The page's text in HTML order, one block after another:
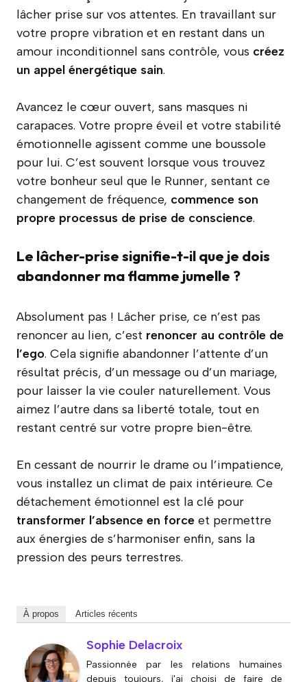
lâcher prise sur vos attentes. En travaillant sur
votre propre vibration et en restant dans un
amour inconditionnel sans contrôle, vous créez
un appel énergétique sain.
Avancez le cœur ouvert, sans masques ni
carapaces. Votre propre éveil et votre stabilité
émotionnelle agissent comme une boussole
pour lui. C’est souvent lorsque vous trouvez
votre bonheur seul que le Runner, sentant ce
changement de fréquence, commence son
propre processus de prise de conscience.
Le lâcher-prise signifie-t-il que je dois
abandonner ma flamme jumelle ?
Absolument pas ! Lâcher prise, ce n’est pas
renoncer au lien, c’est renoncer au contrôle de
l’ego. Cela signifie abandonner l’attente d’un
résultat précis, d’un message ou d’un mariage,
pour laisser la vie couler naturellement. Vous
aimez l’autre dans sa liberté totale, tout en
restant centré sur votre propre bien-être.
En cessant de nourrir le drame ou l’impatience,
vous installez un climat de paix intérieure. Ce
détachement émotionnel est la clé pour
transformer l’absence en force et permettre
aux énergies de s’harmoniser enfin, sans la
pression des peurs terrestres.
À propos Articles récents
Sophie Delacroix
Passionnée par les relations humaines
depuis toujours, j'ai choisi de faire de